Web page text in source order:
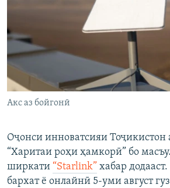
Акс аз бойгонӣ
Оҷонси инноватсияи Тоҷикистон
“Харитаи роҳи ҳамкорӣ” бо
ширкати “Starlink” хабар
бархат ё онлайнӣ 5-уми август